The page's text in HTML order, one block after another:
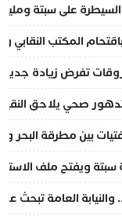
على سبتة
المكتب النقابي
تفرض زيادة
صحي يلاحق النقيب
بين مطرقة البحر
ويفتح ملف